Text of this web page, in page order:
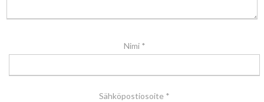
Nimi *
Sähköpostiosoite *